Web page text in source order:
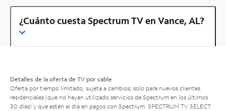
¿Cuánto cuesta Spectrum TV en Vance, AL?
Detalles de la oferta de TV por cable
Oferta por tiempo limitado; sujeta a cambios; solo para nuevos clientes
residenciales (que no hayan utilizado servicios de Spectrum en los últimos
30 días) y que estén al día en pagos con Spectrum. SPECTRUM TV SELECT